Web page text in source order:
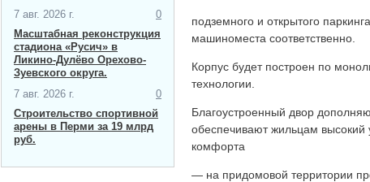
7 авг. 2026 г.
0
Масштабная ​реконструкция
стадиона «Русич» в
Ликино-Дулёво Орехово-
Зуевского округа.
7 авг. 2026 г.
0
Строительство спортивной
арены в Перми за 19 млрд
руб.
подземного и открытого
машиноместа соответственно.
Корпус будет построен по
технологии.
Благоустроенный двор
обеспечивают жильцам высокий
комфорта
— на придомовой территории